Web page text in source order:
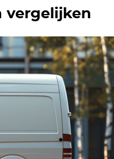
vergelijken